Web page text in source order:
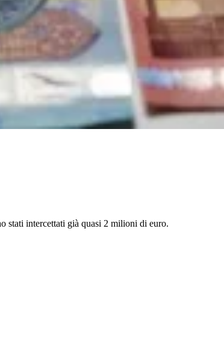
stati intercettati già quasi 2 milioni di euro.